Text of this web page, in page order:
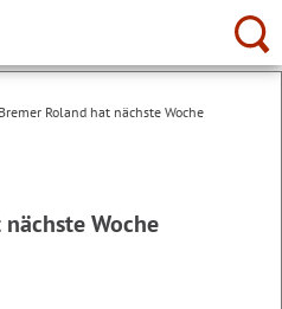
Roland hat nächste Woche
Woche